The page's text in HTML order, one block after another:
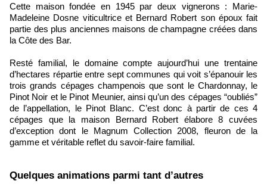
Cette maison fondée en 1945 par deux vignerons : Marie-
Madeleine Dosne viticultrice et Bernard Robert son époux fait
partie des plus anciennes maisons de champagne créées dans
la Côte des Bar.
Resté familial, le domaine compte aujourd’hui une trentaine
d’hectares répartie entre sept communes qui voit s’épanouir les
trois grands cépages champenois que sont le Chardonnay, le
Pinot Noir et le Pinot Meunier, ainsi qu’un des cépages “oubliés”
de l’appellation, le Pinot Blanc. C’est donc à partir de ces 4
cépages que la maison Bernard Robert élabore 8 cuvées
d’exception dont le Magnum Collection 2008, fleuron de la
gamme et véritable reflet du savoir-faire familial.
Quelques animations parmi tant d’autres